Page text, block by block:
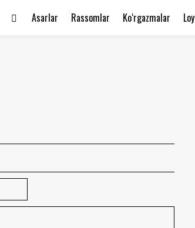
Ko‘rgazmalar
Rassomlar
Asarlar